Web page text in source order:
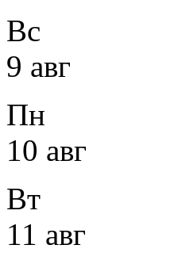
Вс
9 авг
Пн
10 авг
Вт
11 авг